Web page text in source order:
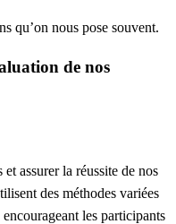
qu’on nous pose souvent.
de nos
assurer la réussite de nos
des méthodes variées
encourageant les participants